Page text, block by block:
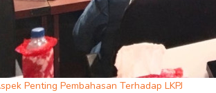
Penting Pembahasan Terhadap LKPJ